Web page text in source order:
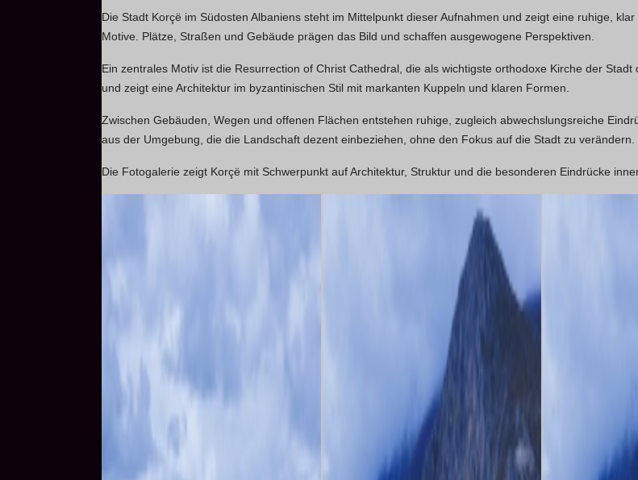
Die Stadt Korçë im Südosten Albaniens steht im Mittelpunkt dieser Aufnahmen und zeigt eine ruhige,
Motive. Plätze, Straßen und Gebäude prägen das Bild und schaffen ausgewogene Perspektiven.
Ein zentrales Motiv ist die Resurrection of Christ Cathedral, die als wichtigste orthodoxe Kirche der
und zeigt eine Architektur im byzantinischen Stil mit markanten Kuppeln und klaren Formen.
Zwischen Gebäuden, Wegen und offenen Flächen entstehen ruhige, zugleich abwechslungsreiche
aus der Umgebung, die die Landschaft dezent einbeziehen, ohne den Fokus auf die Stadt zu verändern.
Die Fotogalerie zeigt Korçë mit Schwerpunkt auf Architektur, Struktur und die besonderen Eindrücke